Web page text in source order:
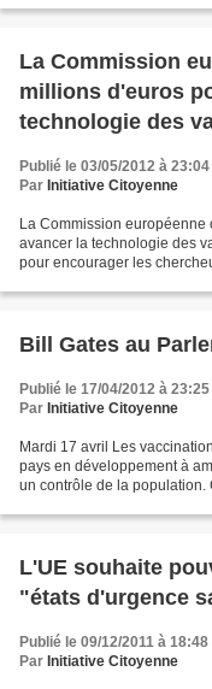
La Commission
millions d'euros
technologie des
Publié le 03/05/2012 à 23:04
Par Initiative Citoyenne
La Commission européenne
avancer la technologie des
pour encourager les
Bill Gates au
Publié le 17/04/2012 à 23:25
Par Initiative Citoyenne
Mardi 17 avril Les
pays en développement à
un contrôle de la population.
L'UE souhaite
"états d'urgence
Publié le 09/12/2011 à 18:48
Par Initiative Citoyenne